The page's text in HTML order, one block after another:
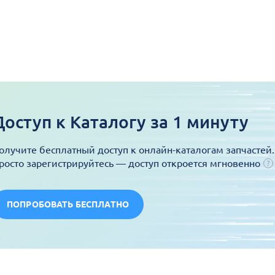
к Каталогу за 1 минуту
бесплатный доступ к онлайн-каталогам запчастей.
зарегистрируйтесь — доступ откроется мгновенно
ПОПРОБОВАТЬ БЕСПЛАТНО